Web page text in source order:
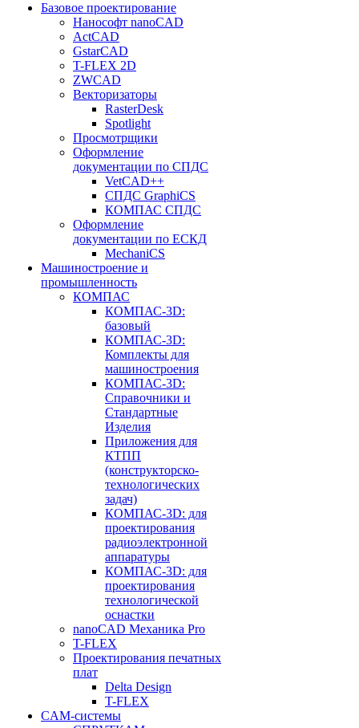
Базовое проектирование
Нанософт nanoCAD
ActCAD
GstarCAD
T-FLEX 2D
ZWCAD
Векторизаторы
RasterDesk
Spotlight
Просмотрщики
Оформление
документации по СПДС
VetCAD++
СПДС GraphiCS
КОМПАС СПДС
Оформление
документации по ЕСКД
MechaniCS
Машиностроение и
промышленность
КОМПАС
КОМПАС-3D:
базовый
КОМПАС-3D:
Комплекты для
машиностроения
КОМПАС-3D:
Справочники и
Стандартные
Изделия
Приложения для
КТПП
(конструкторско-
технологических
задач)
КОМПАС-3D: для
проектирования
радиоэлектронной
аппаратуры
КОМПАС-3D: для
проектирования
технологической
оснастки
nanoCAD Механика Pro
T-FLEX
Проектирования печатных
плат
Delta Design
T-FLEX
CAM-системы